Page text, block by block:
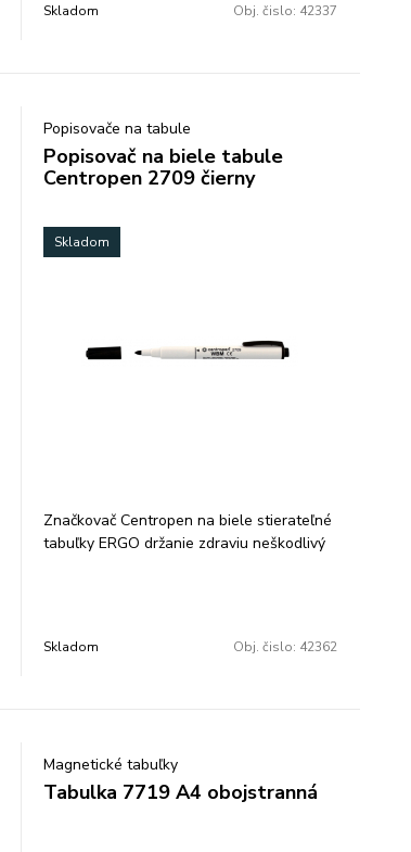
balenie: 10 ks
Skladom Obj. čislo: 42337
Popisovače na tabule
Popisovač na biele tabule
Centropen 2709 čierny
Skladom
Značkovač Centropen na biele stierateľné
tabuľky ERGO držanie zdraviu neškodlivý
Skladom Obj. čislo: 42362
Magnetické tabuľky
Tabulka 7719 A4 obojstranná